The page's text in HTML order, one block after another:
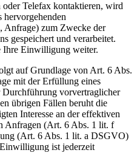
Telefax kontaktieren, wird
Anfrage) zum Zwecke der
gespeichert und verarbeitet.
Ihre Einwilligung weiter.
auf Grundlage von Art. 6 Abs.
mit der Erfüllung eines
Durchführung vorvertraglicher
übrigen Fällen beruht die
Interesse an der effektiven
Anfragen (Art. 6 Abs. 1 lit. f
(Art. 6 Abs. 1 lit. a DSGVO)
ist jederzeit